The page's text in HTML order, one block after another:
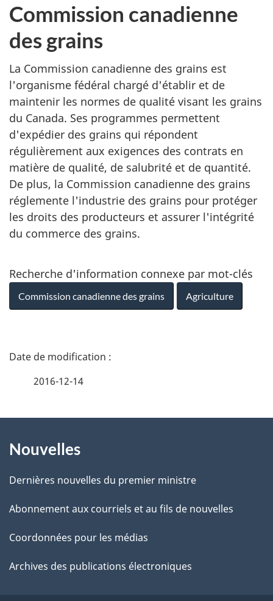
Commission canadienne
des grains
La Commission canadienne des grains est
l'organisme fédéral chargé d'établir et de
maintenir les normes de qualité visant les grains
du Canada. Ses programmes permettent
d'expédier des grains qui répondent
régulièrement aux exigences des contrats en
matière de qualité, de salubrité et de quantité.
De plus, la Commission canadienne des grains
réglemente l'industrie des grains pour protéger
les droits des producteurs et assurer l'intégrité
du commerce des grains.
Recherche d'information connexe par mot-clés
Commission canadienne des grains Agriculture
D
i
l
s
d
e
2016-12-14
propos
de
ce
site
Nouvelles
Dernières nouvelles du premier ministre
Abonnement aux courriels et au fils de nouvelles
Coordonnées pour les médias
Archives des publications électroniques